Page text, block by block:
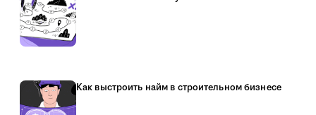
Как выстроить найм в строительном бизнесе